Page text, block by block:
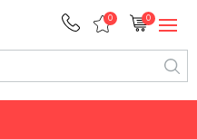
0 0